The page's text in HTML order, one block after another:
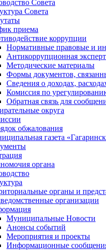
Совета
Совета
приема
коррупции
Нормативные правовые и
Антикоррупционная
Методические материалы
Формы документов,
Сведения о доходах,
Комиссия по
Обратная связь для
округа
обжалования
газета
органа
органы и
организации
Муниципальные Новости
Анонсы событий
Мероприятия и проекты
Информационные